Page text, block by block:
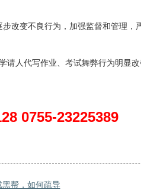
改变不良行为，加强监督和管理，
请人代写作业、考试舞弊行为明显
0755-23225389
黑帮，如何疏导